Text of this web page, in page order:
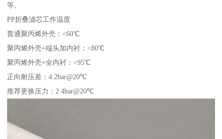
等。
PP折叠滤芯工作温度
普通聚丙烯外壳：<60℃
聚丙烯外壳+端头加内衬：<80℃
聚丙烯外壳+全内衬：<95℃
正向耐压差：4.2bar@20℃
推荐更换压力：2.4bar@20℃